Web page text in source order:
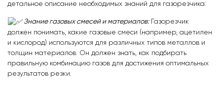
детальное описание необходимых знаний для газорезчика:
Знание газовых смесей и материалов:Газорезчик
должен понимать, какие газовые смеси (например, ацетилен
и кислород) используются для различных типов металлов и
толщин материалов. Он должен знать, как подбирать
правильную комбинацию газов для достижения оптимальных
результатов резки.